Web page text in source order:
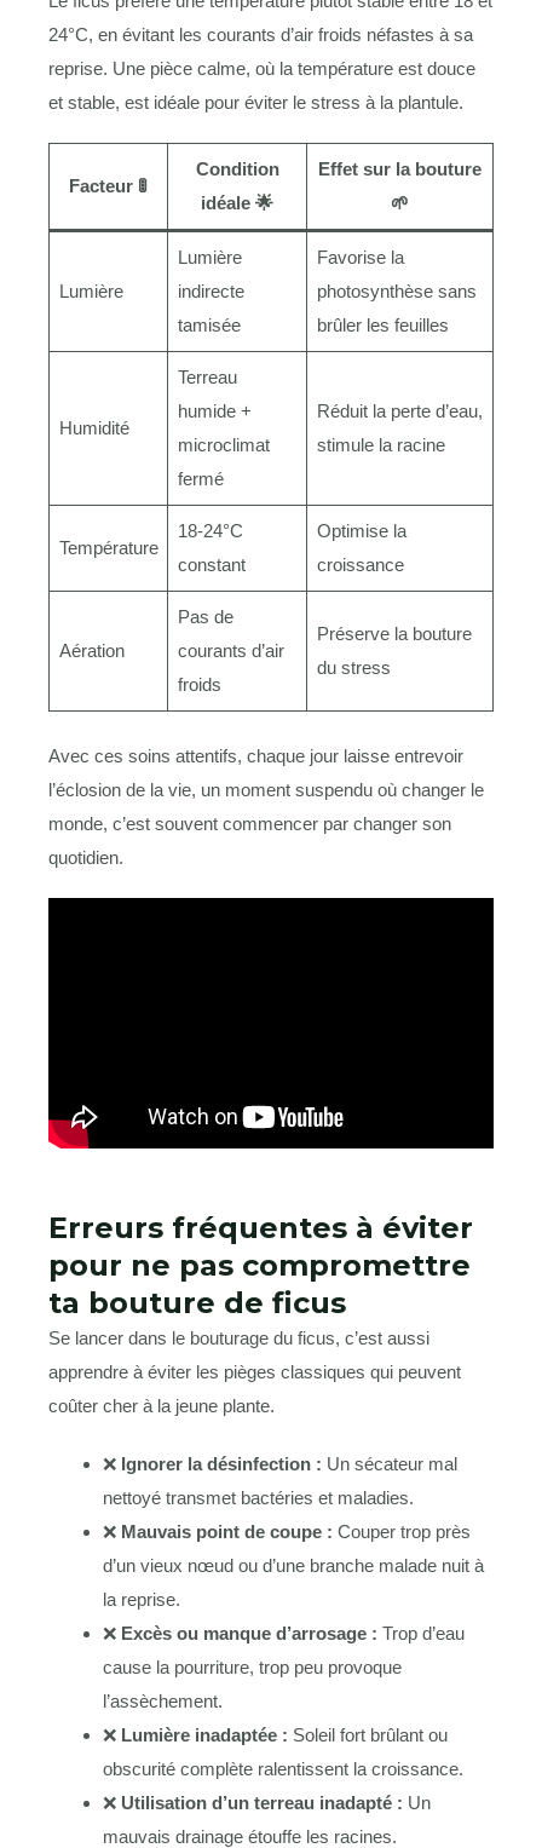
24°C, en évitant les courants d’air froids néfastes à sa
reprise. Une pièce calme, où la température est douce
et stable, est idéale pour éviter le stress à la plantule.
Facteur 🚦
Condition
idéale 🌟
Effet sur la bouture
🌱
Lumière
Lumière
indirecte
tamisée
Favorise la
photosynthèse sans
brûler les feuilles
Humidité
Terreau
humide +
microclimat
fermé
Réduit la perte d’eau,
stimule la racine
Température
18-24°C
constant
Optimise la
croissance
Aération
Pas de
courants d’air
froids
Préserve la bouture
du stress
Avec ces soins attentifs, chaque jour laisse entrevoir
l’éclosion de la vie, un moment suspendu où changer le
monde, c’est souvent commencer par changer son
quotidien.
Erreurs fréquentes à éviter
pour ne pas compromettre
ta bouture de ficus
Se lancer dans le bouturage du ficus, c’est aussi
apprendre à éviter les pièges classiques qui peuvent
coûter cher à la jeune plante.
❌ Ignorer la désinfection : Un sécateur mal
nettoyé transmet bactéries et maladies.
❌ Mauvais point de coupe : Couper trop près
d’un vieux nœud ou d’une branche malade nuit à
la reprise.
❌ Excès ou manque d’arrosage : Trop d’eau
cause la pourriture, trop peu provoque
l’assèchement.
❌ Lumière inadaptée : Soleil fort brûlant ou
obscurité complète ralentissent la croissance.
❌ Utilisation d’un terreau inadapté : Un
mauvais drainage étouffe les racines.